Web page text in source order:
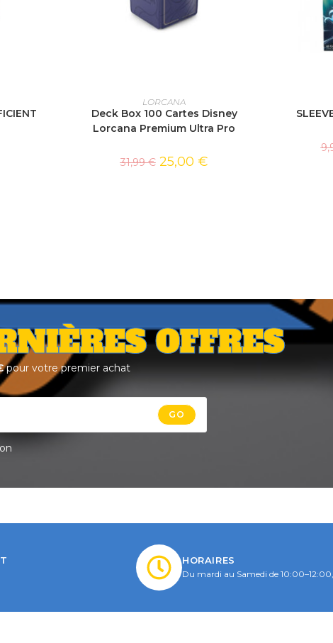
AJOUTER AU PANIER
LORCANA
Deck Box 100 Cartes Disney
Lorcana Premium Ultra Pro
31,99€ 25,00 €
OFFRES
pour votre premier achat
GO
HORAIRES
Du mardi au Samedi de